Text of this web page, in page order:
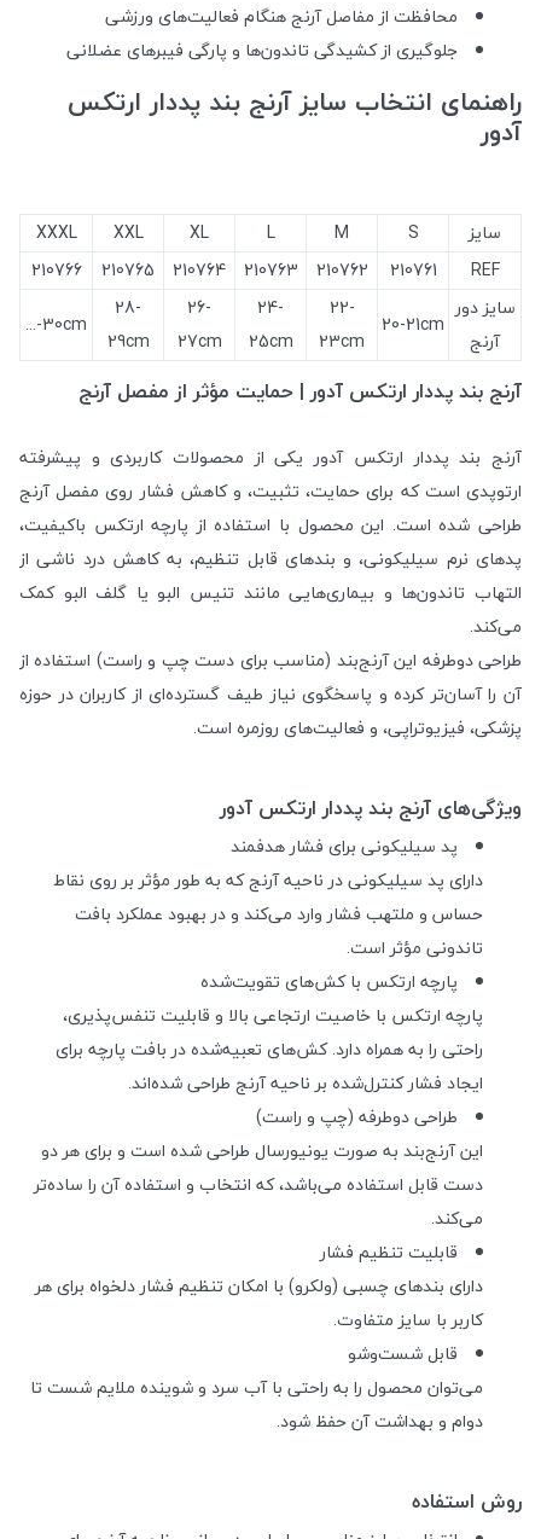
محافظت از مفاصل آرنج هنگام فعالیت‌های ورزشی
جلوگیری از کشیدگی تاندون‌ها و پارگی فیبرهای عضلانی
راهنمای انتخاب سایز آرنج بند پددار ارتکس
آدور
سایز S
M
L
XL
XXL
XXXL
REF
210761
210762
210763
210764
210765
210766
سایز دور
آرنج
20-21cm
22-
23cm
24-
25cm
26-
27cm
28-
29cm
30cm-...
آرنج بند پددار ارتکس آدور | حمایت مؤثر از مفصل آرنج
آرنج بند پددار ارتکس آدور یکی از محصولات کاربردی و پیشرفته
ارتوپدی است که برای حمایت، تثبیت، و کاهش فشار روی مفصل آرنج
طراحی شده است. این محصول با استفاده از پارچه ارتکس باکیفیت،
پدهای نرم سیلیکونی، و بندهای قابل تنظیم، به کاهش درد ناشی از
التهاب تاندون‌ها و بیماری‌هایی مانند تنیس البو یا گلف البو کمک
می‌کند.
طراحی دوطرفه این آرنج‌بند (مناسب برای دست چپ و راست) استفاده از
آن را آسان‌تر کرده و پاسخگوی نیاز طیف گسترده‌ای از کاربران در حوزه
پزشکی، فیزیوتراپی، و فعالیت‌های روزمره است.
ویژگی‌های آرنج بند پددار ارتکس آدور
پد سیلیکونی برای فشار هدفمند
دارای پد سیلیکونی در ناحیه آرنج که به طور مؤثر بر روی نقاط
حساس و ملتهب فشار وارد می‌کند و در بهبود عملکرد بافت
تاندونی مؤثر است.
پارچه ارتکس با کش‌های تقویت‌شده
پارچه ارتکس با خاصیت ارتجاعی بالا و قابلیت تنفس‌پذیری،
راحتی را به همراه دارد. کش‌های تعبیه‌شده در بافت پارچه برای
ایجاد فشار کنترل‌شده بر ناحیه آرنج طراحی شده‌اند.
طراحی دوطرفه (چپ و راست)
این آرنج‌بند به صورت یونیورسال طراحی شده است و برای هر دو
دست قابل استفاده می‌باشد، که انتخاب و استفاده آن را ساده‌تر
می‌کند.
قابلیت تنظیم فشار
دارای بندهای چسبی (ولکرو) با امکان تنظیم فشار دلخواه برای هر
کاربر با سایز متفاوت.
قابل شست‌وشو
می‌توان محصول را به راحتی با آب سرد و شوینده ملایم شست تا
دوام و بهداشت آن حفظ شود.
روش استفاده